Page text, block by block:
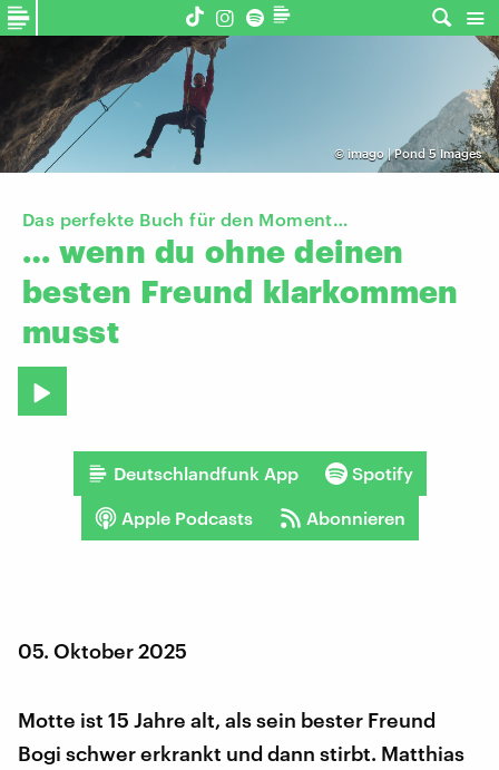
© imago | Pond 5 Images
Das perfekte Buch für den Moment…
… wenn du ohne deinen
besten Freund klarkommen
musst
Deutschlandfunk App Spotify
Apple Podcasts Abonnieren
05. Oktober 2025
Motte ist 15 Jahre alt, als sein bester Freund
Bogi schwer erkrankt und dann stirbt. Matthias